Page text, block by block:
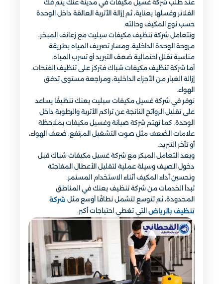
عند طلب شركة غسيل مكيفات في مدينة عنك يتم فك
الفلاتر وغسلها بعناية، ثم إزالة الأتربة العالقة داخل الوحدة
حسب نوع المكيف وحالته.
وتتعامل شركة تنظيف مكيفات سبليت مع زعانف المبخر،
مروحة الوحدة الداخلية، ومسار تصريف المياه بطريقة
مناسبة تقلل احتمالية ضعف التبريد أو تسرب المياه.
أما شركة تنظيف مكيفات شباك فتركز على تنظيف الفتحات،
إزالة الغبار من الأجزاء الداخلية، ومراجعة مستوى تدفق
الهواء.
نوفر في شركة غسيل مكيفات سبليت بعنك تنظيفًا يساعد
على تقليل الروائح الناتجة عن تراكم الأتربة والرطوبة داخل
الوحدة. كما تهتم شركة صيانة وغسيل مكيفات بملاحظة
علامات الضعف مثل صوت التشغيل المرتفع، ضعف الهواء،
أو تأخر التبريد.
ويعد التعامل المبكر مع شركة غسيل مكيفات شباك قبل
دخول الصيف وسيلة عملية لتقليل الأعطال المفاجئة
وتحسين أداء المكيف أثناء الاستخدام المستمر.
تبدأ الخدمات من شركة تنظيف بعنك في المناطق
المحدودة، ثم تتوسع لتشمل نطاقًا أوسع مثل شركة
تنظيف بالرياض التي تغطي احتياجات أكبر.